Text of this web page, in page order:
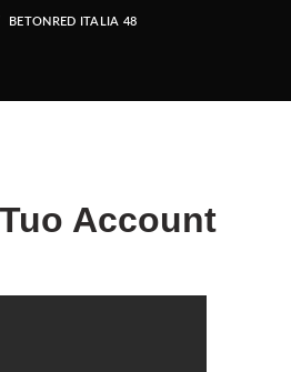
BETONRED ITALIA 48
Account